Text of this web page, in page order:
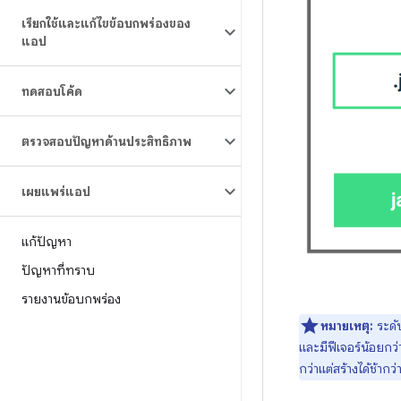
เรียกใช้และแก้ไขข้อบกพร่องของ
แอป
ทดสอบโค้ด
ตรวจสอบปัญหาด้านประสิทธิภาพ
เผยแพร่แอป
แก้ปัญหา
ปัญหาที่ทราบ
รายงานข้อบกพร่อง
หมายเหตุ: ระดั
และมีฟีเจอร์น้อยกว่
กว่าแต่สร้างได้ช้ากว่า